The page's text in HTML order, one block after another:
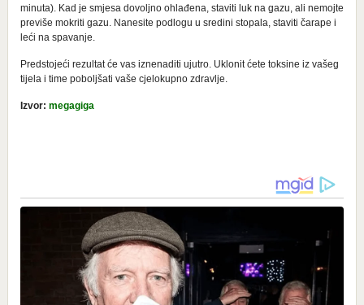
minuta). Kad je smjesa dovoljno ohlađena, staviti luk na gazu, ali nemojte
previše mokriti gazu. Nanesite podlogu u sredini stopala, staviti čarape i
leći na spavanje.
Predstojeći rezultat će vas iznenaditi ujutro. Uklonit ćete toksine iz vašeg
tijela i time poboljšati vaše cjelokupno zdravlje.
Izvor: megagiga